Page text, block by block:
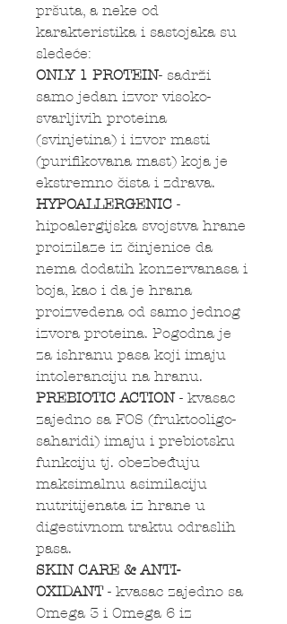
pršuta, a neke od
karakteristika i sastojaka su
sledeće:
ONLY 1 PROTEIN- sadrži
samo jedan izvor visoko-
svarljivih proteina
(svinjetina) i izvor masti
(purifikovana mast) koja je
ekstremno čista i zdrava.
HYPOALLERGENIC -
hipoalergijska svojstva hrane
proizilaze iz činjenice da
nema dodatih konzervanasa i
boja, kao i da je hrana
proizvedena od samo jednog
izvora proteina. Pogodna je
za ishranu pasa koji imaju
intoleranciju na hranu.
PREBIOTIC ACTION- kvasac
zajedno sa FOS (fruktooligo-
saharidi) imaju i prebiotsku
funkciju tj. obezbeđuju
maksimalnu asimilaciju
nutritijenata iz hrane u
digestivnom traktu odraslih
pasa.
SKIN CARE & ANTI-
OXIDANT- kvasac zajedno sa
Omega 3 i Omega 6 iz